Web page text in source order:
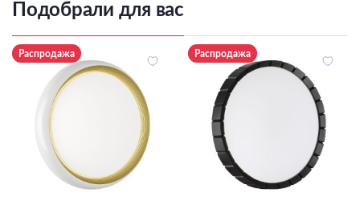
Подобрали для вас
Распродажа Распродажа